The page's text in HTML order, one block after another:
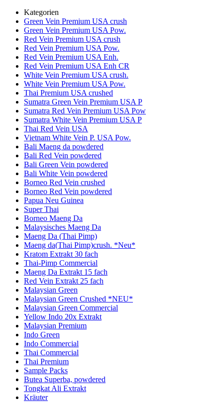
Kategorien
Green Vein Premium USA crush
Green Vein Premium USA Pow.
Red Vein Premium USA crush
Red Vein Premium USA Pow.
Red Vein Premium USA Enh.
Red Vein Premium USA Enh CR
White Vein Premium USA crush.
White Vein Premium USA Pow.
Thai Premium USA crushed
Sumatra Green Vein Premium USA P
Sumatra Red Vein Premium USA Pow
Sumatra White Vein Premium USA P
Thai Red Vein USA
Vietnam White Vein P. USA Pow.
Bali Maeng da powdered
Bali Red Vein powdered
Bali Green Vein powdered
Bali White Vein powdered
Borneo Red Vein crushed
Borneo Red Vein powdered
Papua Neu Guinea
Super Thai
Borneo Maeng Da
Malaysisches Maeng Da
Maeng Da (Thai Pimp)
Maeng da(Thai Pimp)crush. *Neu*
Kratom Extrakt 30 fach
Thai-Pimp Commercial
Maeng Da Extrakt 15 fach
Red Vein Extrakt 25 fach
Malaysian Green
Malaysian Green Crushed *NEU*
Malaysian Green Commercial
Yellow Indo 20x Extrakt
Malaysian Premium
Indo Green
Indo Commercial
Thai Commercial
Thai Premium
Sample Packs
Butea Superba, powdered
Tongkat Ali Extrakt
Kräuter